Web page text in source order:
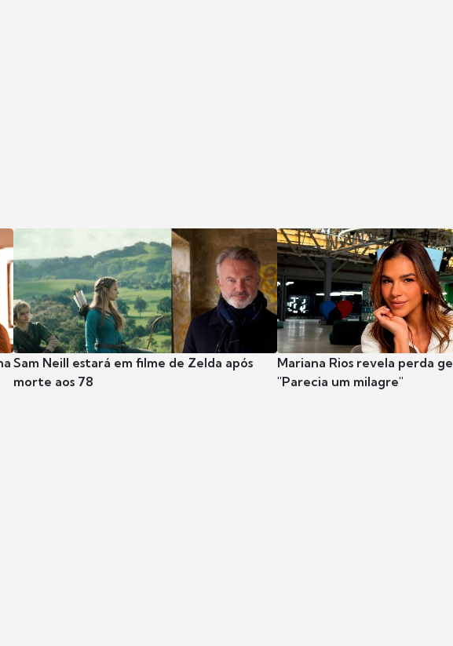
Sam Neill estará em filme de Zelda após
morte aos 78
Mariana Rios revela perda
"Parecia um milagre"